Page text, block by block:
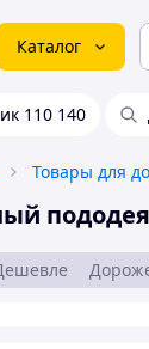
Каталог
110 140
Товары для